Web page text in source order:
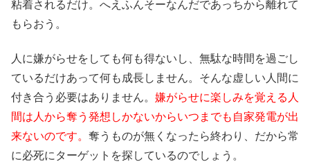
粘着されるだけ。へえふんそーなんだであっちから離れて
もらおう。
人に嫌がらせをしても何も得ないし、無駄な時間を過ごし
ているだけあって何も成長しません。そんな虚しい人間に
付き合う必要はありません。 嫌がらせに楽しみを覚える人
間は人から奪う発想しかないからいつまでも自家発電が出
来ないのです。 奪うものが無くなったら終わり、だから常
に必死にターゲットを探しているのでしょう。